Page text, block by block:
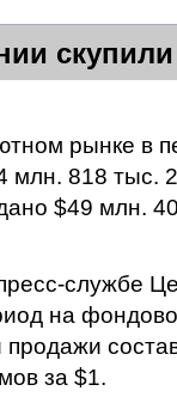
рынке в
млн. 818 тыс.
$49 млн.
службе
на
за $1.